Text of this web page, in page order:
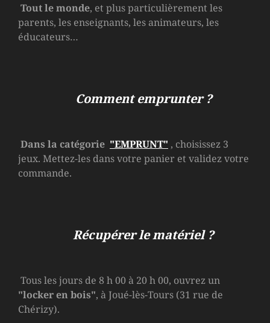
Tout le monde, et plus particulièrement les
parents, les enseignants, les animateurs, les
éducateurs…
Comment emprunter ?
Dans la catégorie "EMPRUNT" , choisissez 3
jeux. Mettez-les dans votre panier et validez votre
commande.
Récupérer le matériel ?
Tous les jours de 8 h 00 à 20 h 00, ouvrez un
"locker en bois", à Joué-lès-Tours (31 rue de
Chérizy).